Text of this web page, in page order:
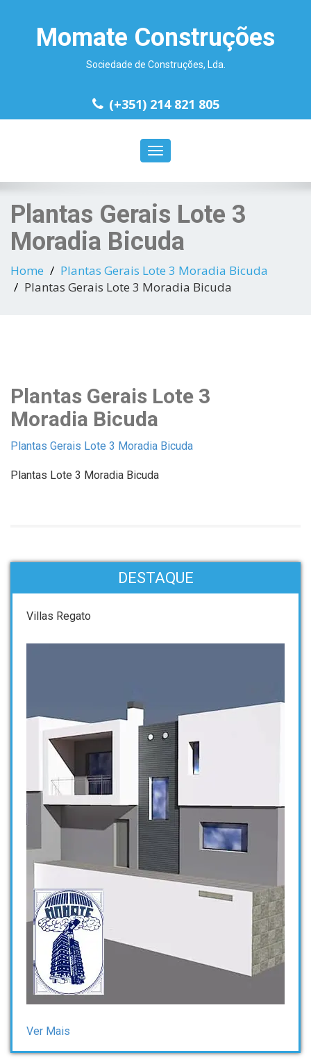
Momate Construções
Sociedade de Construções, Lda.
(+351) 214 821 805
Toggle
navigation
Plantas Gerais Lote 3
Moradia Bicuda
Home
Plantas Gerais Lote 3 Moradia Bicuda
Plantas Gerais Lote 3 Moradia Bicuda
Plantas Gerais Lote 3
Moradia Bicuda
Plantas Gerais Lote 3 Moradia Bicuda
Plantas Lote 3 Moradia Bicuda
DESTAQUE
Villas Regato
Ver Mais